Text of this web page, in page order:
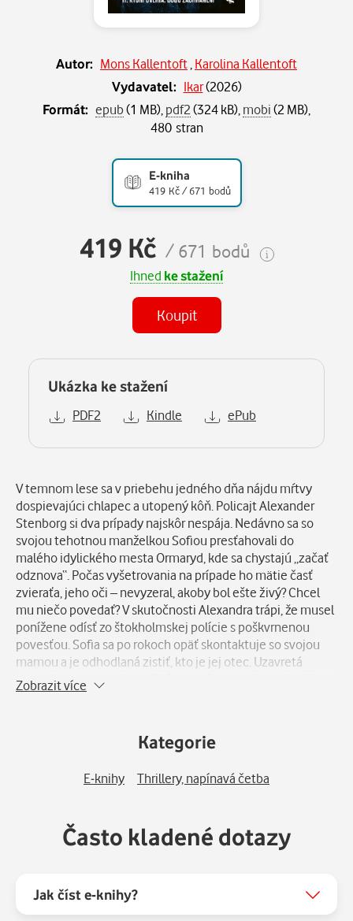
Autor: Mons Kallentoft,Karolina Kallentoft
Vydavatel: Ikar(2026)
Formát: epub(1 MB),pdf2(324 kB),mobi(2 MB),
480 stran
E-kniha
419 Kč / 671 bodů
419 Kč / 671 bodů
Ihned ke stažení
Koupit
Ukázka ke stažení
PDF2 Kindle ePub
Popis
V temnom lese sa v priebehu jedného dňa nájdu mŕtvy
dospievajúci chlapec a utopený kôň. Policajt Alexander
Stenborg si dva prípady najskôr nespája. Nedávno sa so
svojou tehotnou manželkou Sofiou presťahovali do
malého idylického mesta Ormaryd, kde sa chystajú „začať
odznova“. Počas vyšetrovania na prípade ho mätie časť
zvieraťa, jeho oči – nevyzeral, akoby bol ešte živý? Chcel
mu niečo povedať? V skutočnosti Alexandra trápi, že musel
ponížene odísť zo štokholmskej polície s poškvrnenou
povesťou. Sofia sa po rokoch opäť skontaktuje so svojou
mamou a je odhodlaná zistiť, kto je jej otec. Uzavretá
komunita mesta sa k snaživým novým susedom chová
odťažito. Manželia sa nemôžu spoľahnúť ani na miestneho
ukrýva čosi hrôzostrašné. Temnota kráča lesom z pera
atmosférický triler o sekte a rozpínajúcich sa hraniciach zla.
Zobrazit více
Kategorie
E-knihy Thrillery, napínavá četba
Často kladené dotazy
Jak číst e-knihy?